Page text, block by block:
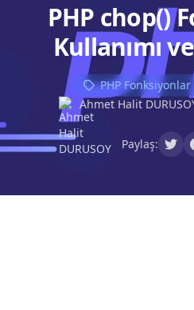
PHP chop()
Kullanımı
PHP Fonksiyonlar
Ahmet Halit
Paylaş: